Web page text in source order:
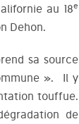
au 18e
Dehon.
sa source
». Il y
touffue.
de